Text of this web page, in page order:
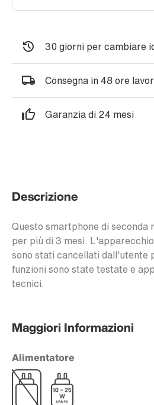
30 giorni per cambiare
Consegna in 48 ore
Garanzia di 24 mesi
Descrizione
Questo smartphone di seconda
per più di 3 mesi.
sono stati cancellati dall'utente
funzioni sono state testate e
tecnici.
Maggiori Informazioni
Alimentatore